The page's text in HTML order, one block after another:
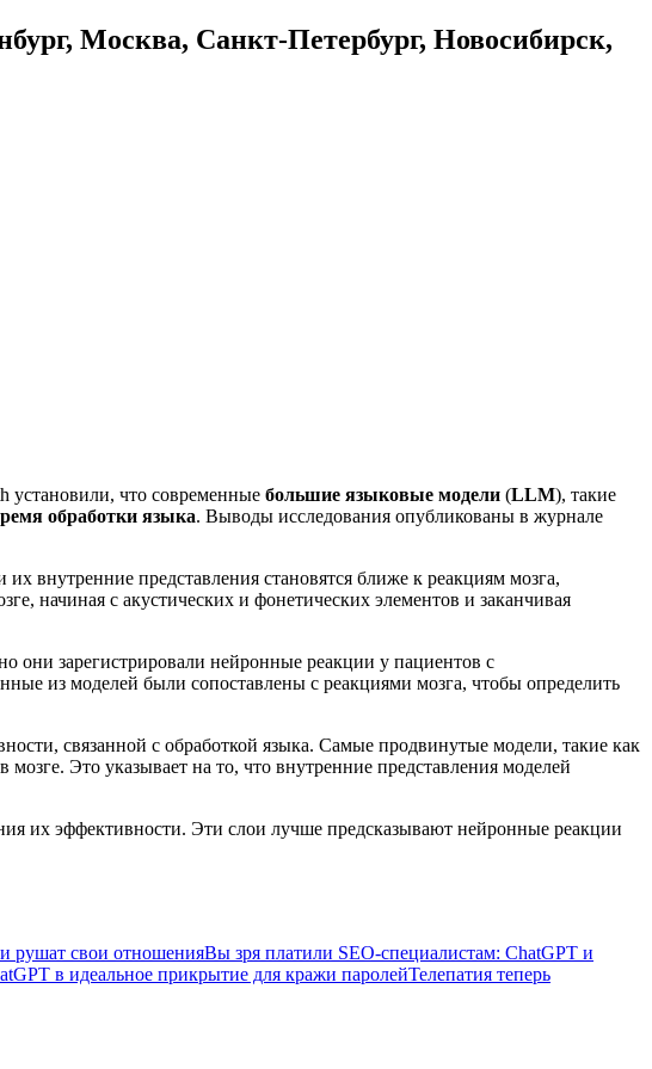
Москва, Санкт-Петербург, Новосибирск,
установили, что современные большие языковые модели (LLM), такие
обработки языка. Выводы исследования опубликованы в журнале
внутренние представления становятся ближе к реакциям мозга,
начиная с акустических и фонетических элементов и заканчивая
они зарегистрировали нейронные реакции у пациентов с
из моделей были сопоставлены с реакциями мозга, чтобы определить
связанной с обработкой языка. Самые продвинутые модели, такие как
Это указывает на то, что внутренние представления моделей
их эффективности. Эти слои лучше предсказывают нейронные реакции
рушат свои отношенияВы зря платили SEO-специалистам: ChatGPT и
в идеальное прикрытие для кражи паролейТелепатия теперь